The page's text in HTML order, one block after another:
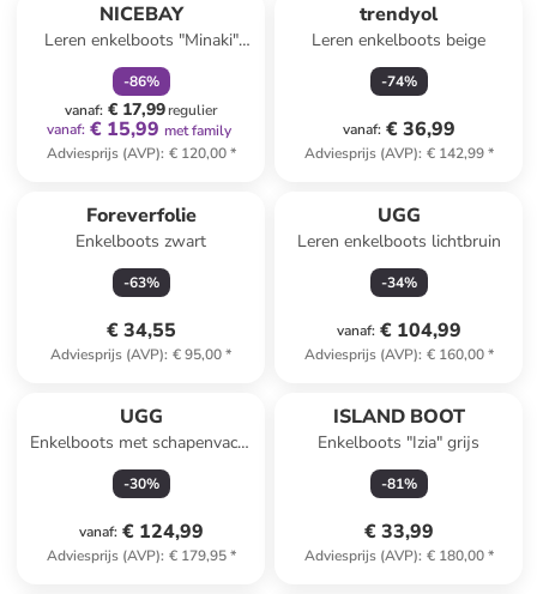
NICEBAY
Leren enkelboots "Minaki"
zwart
-86%
vanaf: € 17,99regulier
vanaf: € 15,99 met family
Adviesprijs (AVP): € 120,00*
trendyol
Leren enkelboots beige
-74%
vanaf: € 36,99
Adviesprijs (AVP): € 142,99*
Foreverfolie
Enkelboots zwart
-63%
€ 34,55
Adviesprijs (AVP): € 95,00*
UGG
Leren enkelboots lichtbruin
-34%
vanaf: € 104,99
Adviesprijs (AVP): € 160,00*
UGG
Enkelboots met schapenvacht
"Venture Daze" crème
-30%
vanaf: € 124,99
Adviesprijs (AVP): € 179,95*
ISLAND BOOT
Enkelboots "Izia" grijs
-81%
€ 33,99
Adviesprijs (AVP): € 180,00*